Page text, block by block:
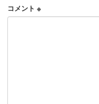
コメント ※